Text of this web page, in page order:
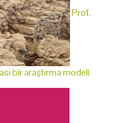
Prof.
bir araştırma modeli